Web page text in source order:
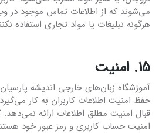
می‌شوند که از اطلاعات تماس موجود در
هرگونه تبلیغات یا مواد تجاری استفاده
۱۵. امنیت
آموزشگاه زبان‌های خارجی اندیشه
حفظ امنیت اطلاعات کاربران به کار
قبال امنیت مطلق اطلاعات ارائه
امنیت حساب کاربری و رمز عبور خود